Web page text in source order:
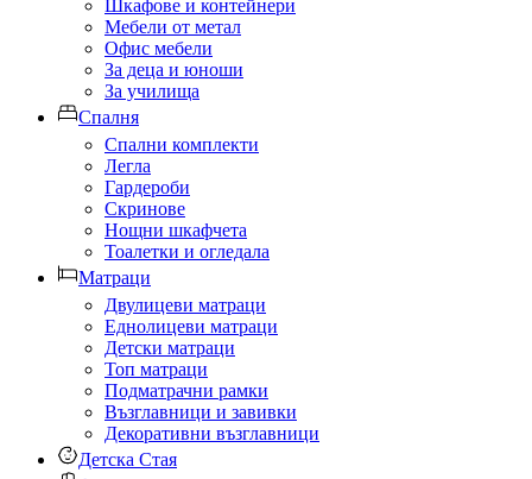
Шкафове и контейнери
Мебели от метал
Офис мебели
За деца и юноши
За училища
Спалня
Спални комплекти
Легла
Гардероби
Скринове
Нощни шкафчета
Тоалетки и огледала
Матраци
Двулицеви матраци
Еднолицеви матраци
Детски матраци
Топ матраци
Подматрачни рамки
Възглавници и завивки
Декоративни възглавници
Детска Стая